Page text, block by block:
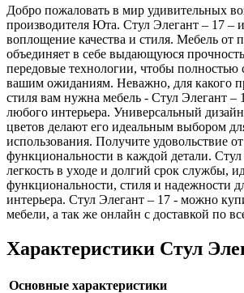
Добро пожаловать в мир удивительных
производителя Юта. Стул Элегант – 17 –
воплощение качества и стиля. Мебель от
объединяет в себе выдающуюся
передовые технологии, чтобы полностью
вашим ожиданиям. Неважно, для какого
стиля вам нужна мебель - Стул Элегант –
любого интерьера. Универсальный
цветов делают его идеальным выбором
использования. Получите удовольствие
функциональности в каждой детали.
легкость в уходе и долгий срок службы,
функциональности, стиля и надежности
интерьера. Стул Элегант – 17 - можно
мебели, а так же онлайн с доставкой по
Характеристики Стул
Основные характеристики